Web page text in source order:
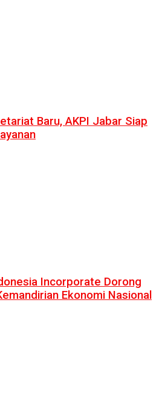
Baru, AKPI Jabar Siap
Incorporate Dorong
Ekonomi Nasional